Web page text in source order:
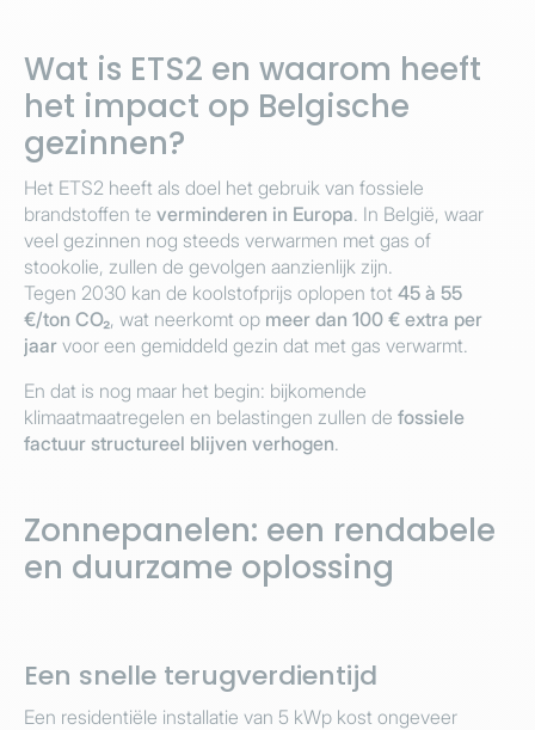
Wat is ETS2 en waarom heeft
het impact op Belgische
gezinnen?
Het ETS2 heeft als doel het gebruik van fossiele
brandstoffen te verminderen in Europa. In België, waar
veel gezinnen nog steeds verwarmen met gas of
stookolie, zullen de gevolgen aanzienlijk zijn.
Tegen 2030 kan de koolstofprijs oplopen tot 45 à 55
€/ton CO₂, wat neerkomt op meer dan 100 € extra per
jaar voor een gemiddeld gezin dat met gas verwarmt.
En dat is nog maar het begin: bijkomende
klimaatmaatregelen en belastingen zullen de fossiele
factuur structureel blijven verhogen.
Zonnepanelen: een rendabele
en duurzame oplossing
Een snelle terugverdientijd
Een residentiële installatie van 5 kWp kost ongeveer